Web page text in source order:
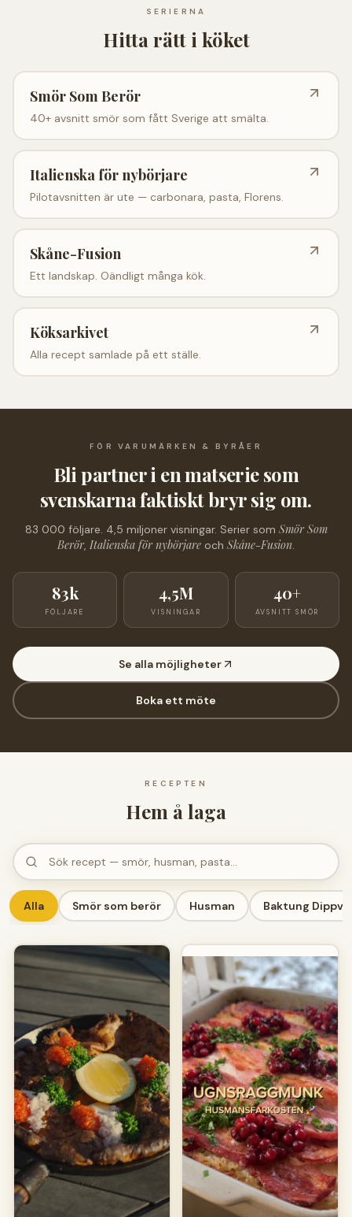
SERIERNA
Hitta rätt i köket
Smör Som Berör
40+ avsnitt smör som fått Sverige att smälta.
Italienska för nybörjare
Pilotavsnitten är ute — carbonara, pasta, Florens.
Skåne-Fusion
Ett landskap. Oändligt många kök.
Köksarkivet
Alla recept samlade på ett ställe.
FÖR VARUMÄRKEN & BYRÅER
Bli partner i en matseriesom
svenskarna faktiskt bryr sig om.
83 000 följare. 4,5 miljoner visningar. Serier som Smör Som
Berör, Italienska för nybörjare och Skåne-Fusion.
83k
FÖLJARE
4,5M
VISNINGAR
40+
AVSNITT SMÖR
Se alla möjligheter
Boka ett möte
RECEPTEN
Hem å laga
Alla Smör som berör Husman Baktung